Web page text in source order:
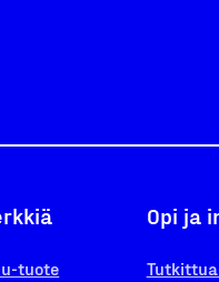
tuote
Opi ja